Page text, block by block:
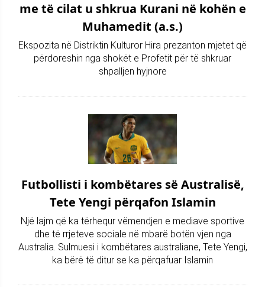
me të cilat u shkrua Kurani në kohën e
Muhamedit (a.s.)
Ekspozita në Distriktin Kulturor Hira prezanton mjetet që
përdoreshin nga shokët e Profetit për të shkruar
shpalljen hyjnore
Futbollisti i kombëtares së Australisë,
Tete Yengi përqafon Islamin
Një lajm që ka tërhequr vëmendjen e mediave sportive
dhe të rrjeteve sociale në mbarë botën vjen nga
Australia. Sulmuesi i kombëtares australiane, Tete Yengi,
ka bërë të ditur se ka përqafuar Islamin